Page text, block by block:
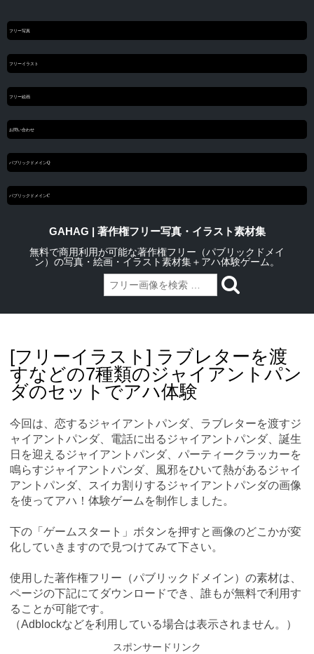
フリー写真
フリーイラスト
フリー絵画
お問い合わせ
パブリックドメインQ
パブリックドメインC
GAHAG | 著作権フリー写真・イラスト素材集
無料で商用利用が可能な著作権フリー（パブリックドメイ
ン）の写真・絵画・イラスト素材集＋アハ体験ゲーム。
content[フリーイラスト] ラブレターを渡
すなどの7種類のジャイアントパン
ダのセットでアハ体験
今回は、恋するジャイアントパンダ、ラブレターを渡すジ
ャイアントパンダ、電話に出るジャイアントパンダ、誕生
日を迎えるジャイアントパンダ、パーティークラッカーを
鳴らすジャイアントパンダ、風邪をひいて熱があるジャイ
アントパンダ、スイカ割りするジャイアントパンダの画像
を使ってアハ！体験ゲームを制作しました。
下の「ゲームスタート」ボタンを押すと画像のどこかが変
化していきますので見つけてみて下さい。
使用した著作権フリー（パブリックドメイン）の素材は、
ページの下記にてダウンロードでき、誰もが無料で利用す
ることが可能です。
（Adblockなどを利用している場合は表示されません。）
スポンサードリンク